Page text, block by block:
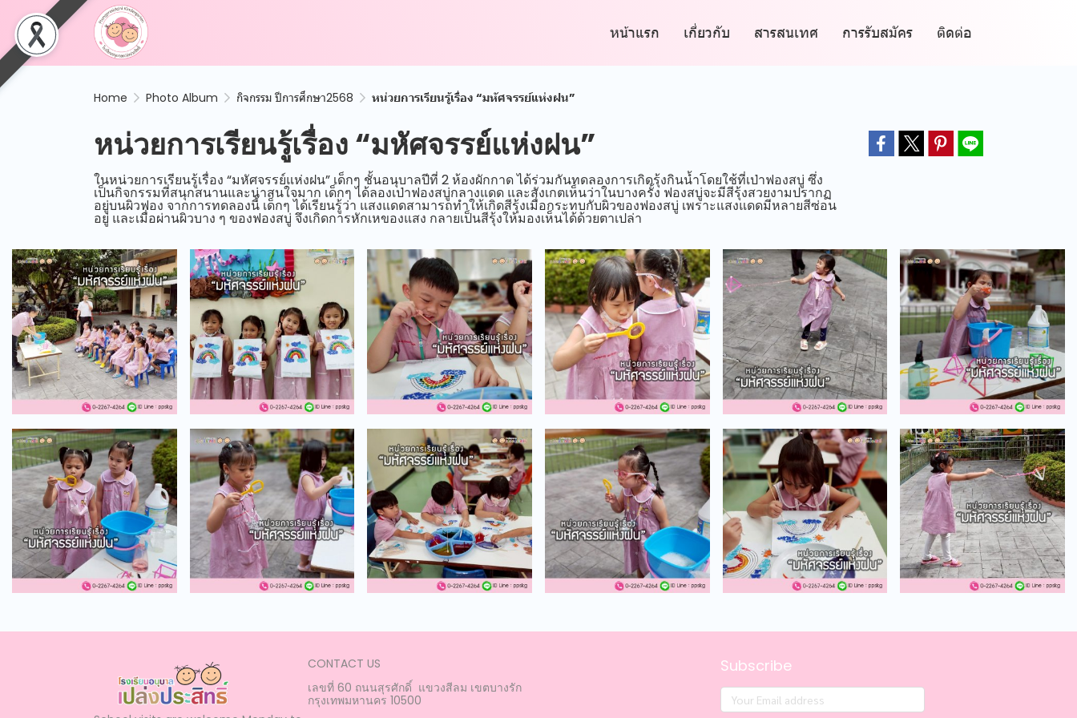
หน้าแรก เกี่ยวกับ สารสนเทศ การรับสมัคร ติดต่อ
Home Photo Album กิจกรรม ปีการศึกษา2568 หน่วยการเรียนรู้เรื่อง “มหัศจรรย์แห่งฝน”
หน่วยการเรียนรู้เรื่อง “มหัศจรรย์แห่งฝน”
ในหน่วยการเรียนรู้เรื่อง “มหัศจรรย์แห่งฝน” เด็กๆ ชั้นอนุบาลปีที่ 2 ห้องผักกาด ได้ร่วมกันทดลองการเกิดรุ้งกินน้ำโดยใช้ที่เป่าฟองสบู่ ซึ่ง
เป็นกิจกรรมที่สนุกสนานและน่าสนใจมาก เด็กๆ ได้ลองเป่าฟองสบู่กลางแดด และสังเกตเห็นว่าในบางครั้ง ฟองสบู่จะมีสีรุ้งสวยงามปรากฏ
อยู่บนผิวฟอง จากการทดลองนี้ เด็กๆ ได้เรียนรู้ว่า แสงแดดสามารถทำให้เกิดสีรุ้งเมื่อกระทบกับผิวของฟองสบู่ เพราะแสงแดดมีหลายสีซ่อน
อยู่ และเมื่อผ่านผิวบาง ๆ ของฟองสบู่ จึงเกิดการหักเหของแสง กลายเป็นสีรุ้งให้มองเห็นได้ด้วยตาเปล่า
CONTACT US
เลขที่ 60 ถนนสุรศักดิ์ แขวงสีลม เขตบางรัก
กรุงเทพมหานคร 10500
Subscribe